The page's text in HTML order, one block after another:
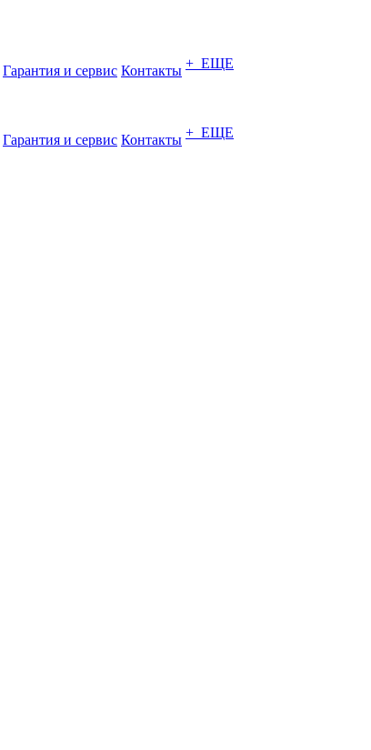
Гарантия и сервис Контакты + ЕЩЕ
Гарантия и сервис Контакты + ЕЩЕ